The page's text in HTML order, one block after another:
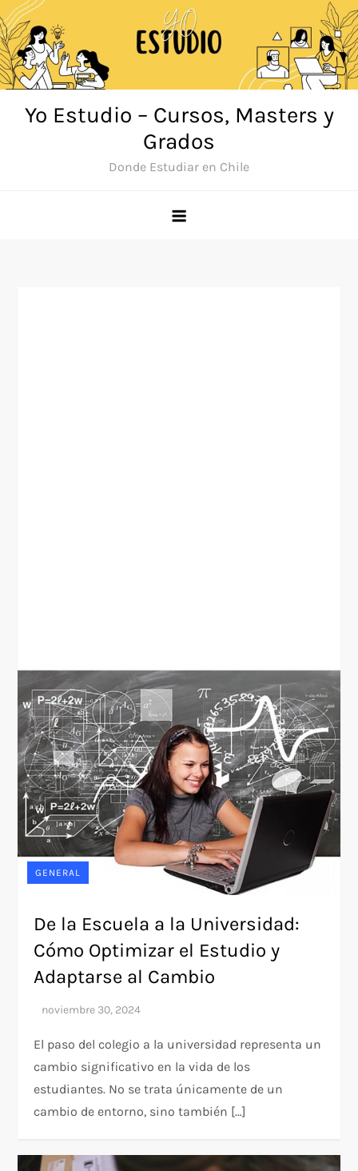
Saltar
al
contenido
Yo Estudio – Cursos, Masters y
Grados
Donde Estudiar en Chile
GENERAL
De la Escuela a la Universidad:
Cómo Optimizar el Estudio y
Adaptarse al Cambio
El paso del colegio a la universidad representa un
cambio significativo en la vida de los
estudiantes. No se trata únicamente de un
cambio de entorno, sino también […]